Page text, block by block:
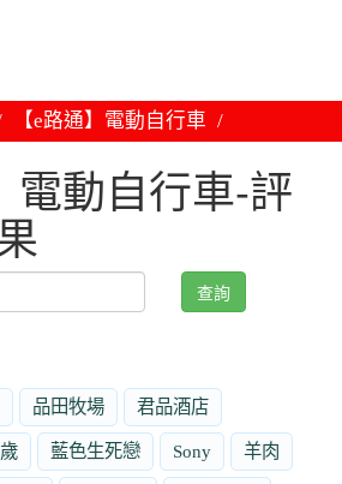
【e路通】電動自行車
電動自行車-評
查詢
品田牧場 君品酒店
藍色生死戀 Sony 羊肉